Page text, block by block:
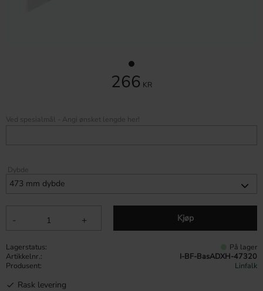
266 KR
Dybde
+
- Kjøp
Ved spesialmål - Angi ønsket lengde her!
Lagerstatus På lager
Artikkelnr.
I-BF-BasADXH-47320
Produsent
Linfalk
Rask levering